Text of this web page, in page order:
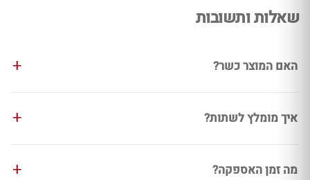
שאלות ותשובות
האם המוצר כשר?
איך מומלץ לשתות?
מה זמן האספקה?